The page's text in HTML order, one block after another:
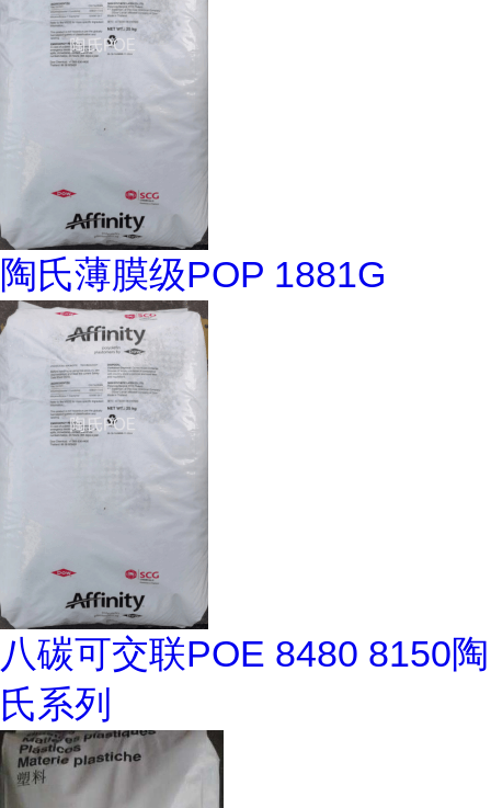
陶氏薄膜级POP 1881G
八碳可交联POE 8480 8150陶
氏系列